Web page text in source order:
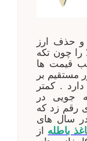
و حذف ارز
را چون تکه
قیمت ها
مستقیم بر
. کمتر
جویی در
رقم زد که
سال های
باطله از